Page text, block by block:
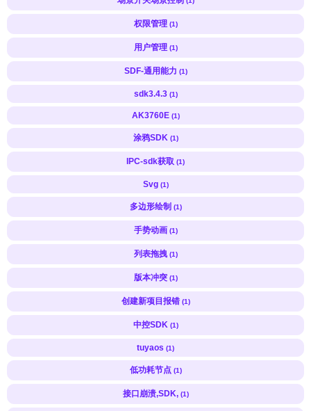
权限管理 (1)
用户管理 (1)
SDF-通用能力 (1)
sdk3.4.3 (1)
AK3760E (1)
涂鸦SDK (1)
IPC-sdk获取 (1)
Svg (1)
多边形绘制 (1)
手势动画 (1)
列表拖拽 (1)
版本冲突 (1)
创建新项目报错 (1)
中控SDK (1)
tuyaos (1)
低功耗节点 (1)
接口崩溃,SDK, (1)